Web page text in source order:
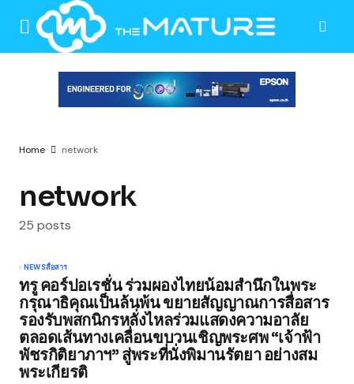
Home network
network
25 posts
NEWSสื่อสาร
ทรู คอร์ปอเรชั่น ร่วมผองไทยน้อมสำนึกในพระ
กรุณาธิคุณเป็นล้นพ้น ขยายสัญญาณการสื่อสาร
รองรับพสกนิกรหลั่งไหลร่วมแสดงความอาลัย
ตลอดเส้นทางเคลื่อนขบวนเชิญพระศพ “เจ้าฟ้า
พัชรกิติยาภาฯ” สู่พระที่นั่งพิมานรัตยา อย่างสม
พระเกียรติ